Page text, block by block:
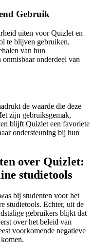
Gebruik
uiten voor Quizlet en
te blijven gebruiken,
van hun
onderdeel van
de waarde die deze
zijn gebruiksgemak,
blijft Quizlet een favoriete
ondersteuning bij hun
over Quizlet:
studietools
bij studenten voor het
studietools. Echter, uit de
gebruikers blijkt dat
over het beleid van
voorkomende negatieve